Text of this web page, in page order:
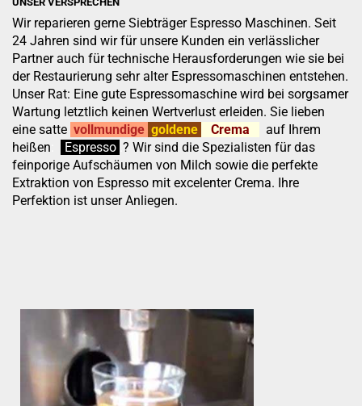
Wir reparieren gerne Siebträger Espresso Maschinen. Seit
24 Jahren sind wir für unsere Kunden ein verlässlicher
Partner auch für technische Herausforderungen wie sie bei
der Restaurierung sehr alter Espressomaschinen entstehen.
Unser Rat: Eine gute Espressomaschine wird bei sorgsamer
Wartung letztlich keinen Wertverlust erleiden. Sie lieben
eine satte vollmundige goldene Crema
auf Ihrem
heißen
Espresso ? Wir sind die Spezialisten für das
feinporige Aufschäumen von Milch sowie die perfekte
Extraktion von Espresso mit excelenter Crema. Ihre
Perfektion ist unser Anliegen.